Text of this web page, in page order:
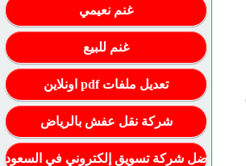
غنم نعيمي
غنم للبيع
تعديل ملفات pdf اونلاين
شركة نقل عفش بالرياض
أفضل شركة تسويق إلكتروني في السعودية